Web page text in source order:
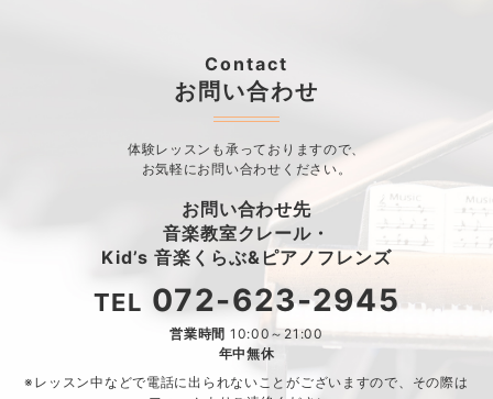
Contact
お問い合わせ
体験レッスンも承っておりますので、
お気軽にお問い合わせください。
お問い合わせ先
音楽教室クレール・
Kid’s 音楽くらぶ&ピアノフレンズ
TEL 072-623-2945
営業時間 10:00～21:00
年中無休
※レッスン中などで電話に出られないことがございますので、 その際は